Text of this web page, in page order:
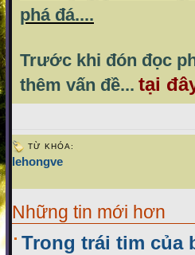
phá đá....
Trước khi đón đọc
thêm vấn đề... tại
TỪ KHÓA:
lehongve
Những tin mới hơn
Trong trái tim của